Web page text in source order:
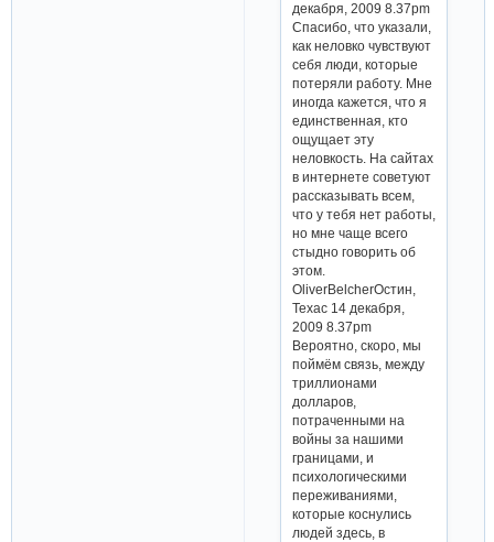
декабря, 2009 8.37pm
Спасибо, что указали,
как неловко чувствуют
себя люди, которые
потеряли работу. Мне
иногда кажется, что я
единственная, кто
ощущает эту
неловкость. На сайтах
в интернете советуют
рассказывать всем,
что у тебя нет работы,
но мне чаще всего
стыдно говорить об
этом.
OliverBelcherОстин,
Техас 14 декабря,
2009 8.37pm
Вероятно, скоро, мы
поймём связь, между
триллионами
долларов,
потраченными на
войны за нашими
границами, и
психологическими
переживаниями,
которые коснулись
людей здесь, в